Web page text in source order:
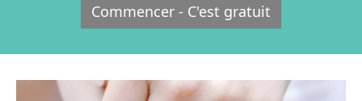
Commencer - C'est gratuit